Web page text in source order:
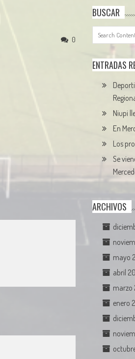
0
BUSCAR
ENTRADAS
Niupi
En
Los
Se
ARCHIVOS
mayo
abril
marzo
enero